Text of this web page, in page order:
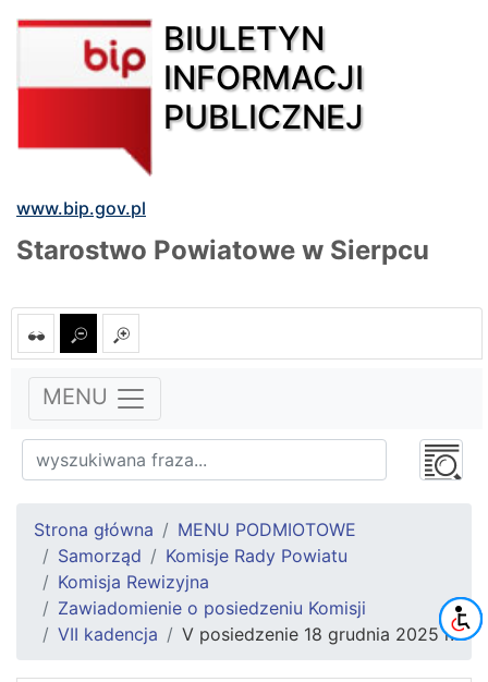
BIULETYN
INFORMACJI
PUBLICZNEJ
www.bip.gov.pl
Starostwo Powiatowe w Sierpcu
MENU
Strona główna
MENU PODMIOTOWE
Samorząd
Komisje Rady Powiatu
Komisja Rewizyjna
Zawiadomienie o posiedzeniu Komisji
VII kadencja
V posiedzenie 18 grudnia 2025 r.